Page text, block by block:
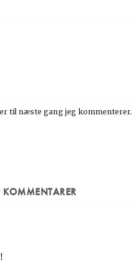
til næste gang jeg kommenterer.
KOMMENTARER